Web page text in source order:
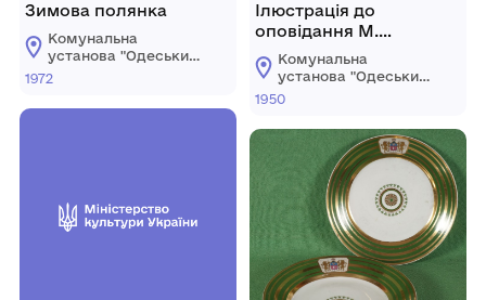
Зимова полянка
Комунальна
установа "Одеський
національний
1972
Ілюстрація до
оповідання М.
Коцюбинського
«Подарунок на
іменини»
Комунальна
установа "Одеський
національний
1950